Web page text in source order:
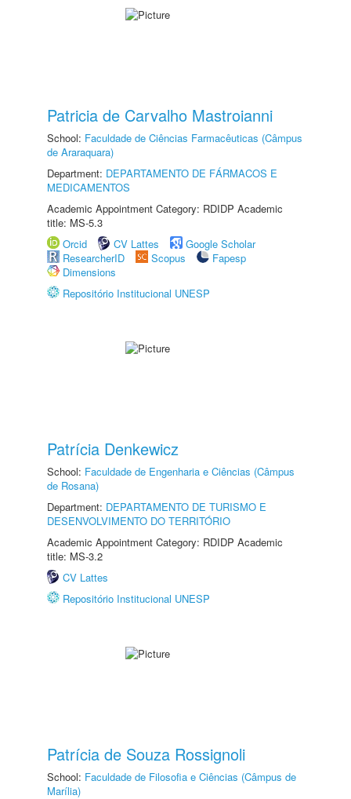
Patricia de Carvalho Mastroianni
School: Faculdade de Ciências Farmacêuticas (Câmpus
de Araraquara)
Department: DEPARTAMENTO DE FÁRMACOS E
MEDICAMENTOS
Academic Appointment Category: RDIDP Academic
title: MS-5.3
Orcid
CV Lattes
Google Scholar
ResearcherID
Scopus
Fapesp
Dimensions
Repositório Institucional UNESP
Patrícia Denkewicz
School: Faculdade de Engenharia e Ciências (Câmpus
de Rosana)
Department: DEPARTAMENTO DE TURISMO E
DESENVOLVIMENTO DO TERRITÓRIO
Academic Appointment Category: RDIDP Academic
title: MS-3.2
CV Lattes
Repositório Institucional UNESP
Patrícia de Souza Rossignoli
School: Faculdade de Filosofia e Ciências (Câmpus de
Marília)